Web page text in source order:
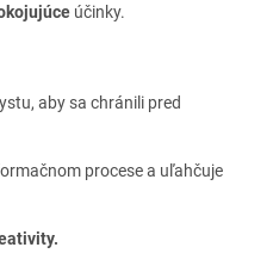
účinky.
aby sa chránili pred
procese a uľahčuje